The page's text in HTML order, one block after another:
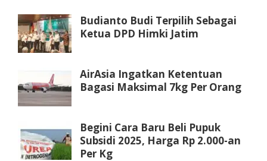
Budianto Budi Terpilih Sebagai
Ketua DPD Himki Jatim
AirAsia Ingatkan Ketentuan
Bagasi Maksimal 7kg Per Orang
Begini Cara Baru Beli Pupuk
Subsidi 2025, Harga Rp 2.000-an
Per Kg